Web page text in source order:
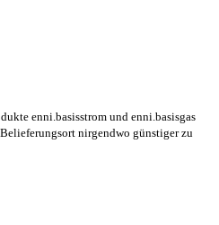
enni.basisstrom und enni.basisgas
nirgendwo günstiger zu